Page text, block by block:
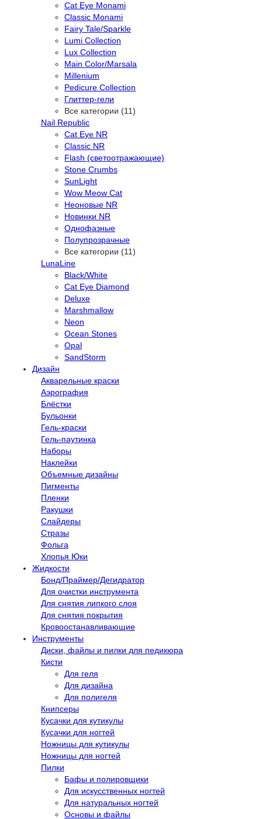
Cat Eye Monami
Classic Monami
Fairy Tale/Sparkle
Lumi Collection
Lux Collection
Main Color/Marsala
Millenium
Pedicure Collection
Глиттер-гели
Все категории (11)
Nail Republic
Cat Eye NR
Classic NR
Flash (светоотражающие)
Stone Crumbs
SunLight
Wow Meow Cat
Неоновые NR
Новинки NR
Однофазные
Полупрозрачные
Все категории (11)
LunaLine
Black/White
Cat Eye Diamond
Deluxe
Marshmallow
Neon
Ocean Stones
Opal
SandStorm
Дизайн
Акварельные краски
Аэрография
Блёстки
Бульонки
Гель-краски
Гель-паутинка
Наборы
Наклейки
Объемные дизайны
Пигменты
Пленки
Ракушки
Слайдеры
Стразы
Фольга
Хлопья Юки
Жидкости
Бонд/Праймер/Дегидратор
Для очистки инструмента
Для снятия липкого слоя
Для снятия покрытия
Кровоостанавливающие
Инструменты
Диски, файлы и пилки для педикюра
Кисти
Для геля
Для дизайна
Для полигеля
Книпсеры
Кусачки для кутикулы
Кусачки для ногтей
Ножницы для кутикулы
Ножницы для ногтей
Пилки
Бафы и полировщики
Для искусственных ногтей
Для натуральных ногтей
Основы и файлы